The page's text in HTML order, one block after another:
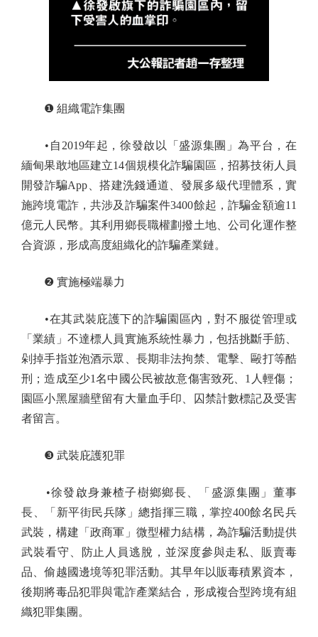
❶ 組織電詐集團
•自2019年起，徐發啟以「盛源集團」為平台，在
緬甸果敢地區建立14個規模化詐騙園區，招募技術人員
開發詐騙App、搭建洗錢通道、發展多級代理體系，實
施跨境電詐，共涉及詐騙案件3400餘起，詐騙金額逾11
億元人民幣。其利用鄉長職權劃撥土地、公司化運作整
合資源，形成高度組織化的詐騙產業鏈。
❷ 實施極端暴力
•在其武裝庇護下的詐騙園區內，對不服從管理或
「業績」不達標人員實施系統性暴力，包括挑斷手筋、
剁掉手指並泡酒示眾、長期非法拘禁、電擊、毆打等酷
刑；造成至少1名中國公民被故意傷害致死、1人輕傷；
園區小黑屋牆壁留有大量血手印、囚禁計數標記及受害
者留言。
❸ 武裝庇護犯罪
•徐發啟身兼楂子樹鄉鄉長、「盛源集團」董事
長、「新平街民兵隊」總指揮三職，掌控400餘名民兵
武裝，構建「政商軍」微型權力結構，為詐騙活動提供
武裝看守、防止人員逃脫，並深度參與走私、販賣毒
品、偷越國邊境等犯罪活動。其早年以販毒積累資本，
後期將毒品犯罪與電詐產業結合，形成複合型跨境有組
織犯罪集團。